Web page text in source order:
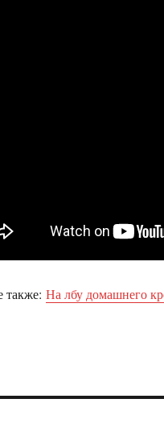
также: На лбу домашнего